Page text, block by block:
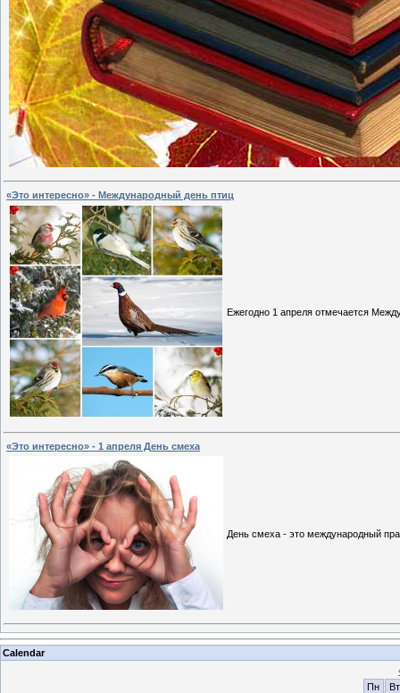
«Это интересно» - Международный день птиц
Ежегодно 1 апреля отмечается
«Это интересно» - 1 апреля День смеха
День смеха - это международный
Calendar
Пн
Вт